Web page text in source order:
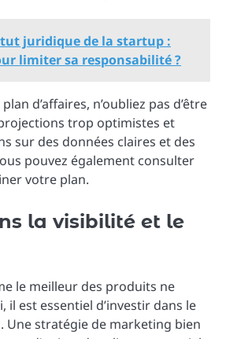
juridique de la startup :
limiter sa responsabilité ?
d’affaires, n’oubliez pas d’être
trop optimistes et
sur des données claires et des
pouvez également consulter
votre plan.
la visibilité et le
le meilleur des produits ne
il est essentiel d’investir dans le
. Une stratégie de marketing bien